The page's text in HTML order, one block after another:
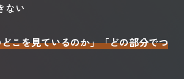
ない
こを見ているのか」「どの部分でつ